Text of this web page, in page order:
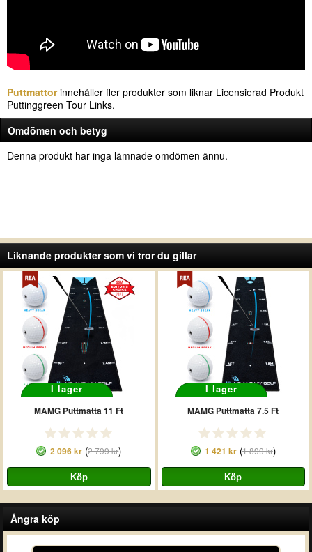
Puttmattorinnehåller fler produkter som liknar Licensierad Produkt
Puttinggreen Tour Links.
Omdömen och betyg
Denna produkt har inga lämnade omdömen ännu.
Liknande produkter som vi tror du gillar
I lager
MAMG Puttmatta 11 Ft
2 096 kr (2 799 kr)
I lager
MAMG Puttmatta 7.5 Ft
1 421 kr(1 899 kr)
Ångra köp